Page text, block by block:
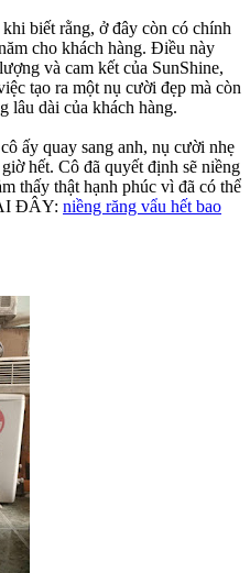
biết rằng, ở đây còn có chính
cho khách hàng. Điều này
và cam kết của SunShine,
tạo ra một nụ cười đẹp mà còn
lâu dài của khách hàng.
ấy quay sang anh, nụ cười nhẹ
hết. Cô đã quyết định sẽ niềng
thấy thật hạnh phúc vì đã có thể
ĐÂY: niềng răng vẩu hết bao